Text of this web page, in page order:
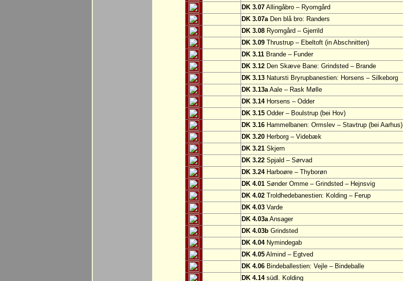
DK 3.07 Allingåbro – Ryomgård
DK 3.07aDen blå bro: Randers
DK 3.08 Ryomgård – Gjerrild
DK 3.09 Thrustrup – Ebeltoft (in Abschnitten)
DK 3.11 Brande – Funder
DK 3.12 Den Skæve Bane: Grindsted – Brande
DK 3.13 Natursti Bryrupbanestien: Horsens – Silkeborg
DK 3.13aAale – Rask Mølle
DK 3.14Horsens – Odder
DK 3.15 Odder – Boulstrup (bei Hov)
DK 3.16 Hammelbanen: Ormslev – Stavtrup (bei Aarhus)
DK 3.20 Herborg – Videbæk
DK 3.21 Skjern
DK 3.22 Spjald – Sørvad
DK 3.24Harboøre – Thyborøn
DK 4.01 Sønder Omme – Grindsted – Hejnsvig
DK 4.02 Troldhedebanestien: Kolding – Ferup
DK 4.03 Varde
DK 4.03aAnsager
DK 4.03b Grindsted
DK 4.04Nymindegab
DK 4.05 Almind – Egtved
DK 4.06 Bindeballestien: Vejle – Bindeballe
DK 4.14südl. Kolding